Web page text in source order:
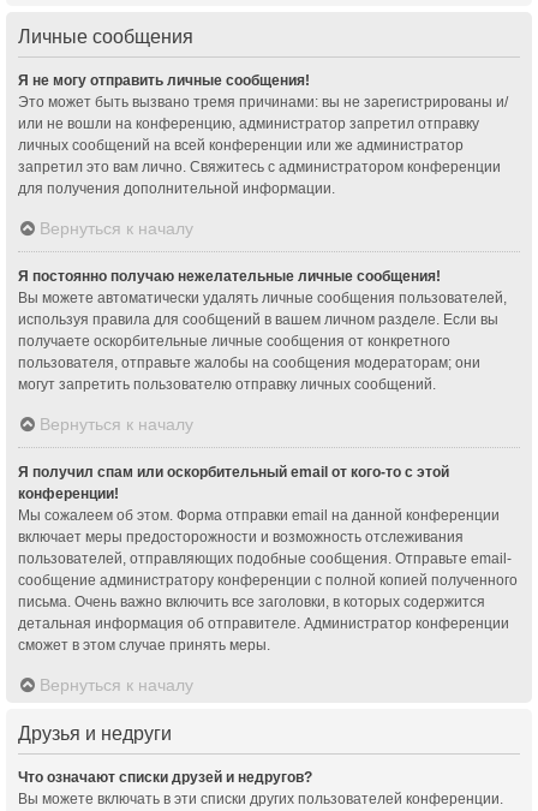
Личные сообщения
Я не могу отправить личные сообщения!
Это может быть вызвано тремя причинами: вы не зарегистрированы и/
или не вошли на конференцию, администратор запретил отправку
личных сообщений на всей конференции или же администратор
запретил это вам лично. Свяжитесь с администратором конференции
для получения дополнительной информации.
Вернуться к началу
Я постоянно получаю нежелательные личные сообщения!
Вы можете автоматически удалять личные сообщения пользователей,
используя правила для сообщений в вашем личном разделе. Если вы
получаете оскорбительные личные сообщения от конкретного
пользователя, отправьте жалобы на сообщения модераторам; они
могут запретить пользователю отправку личных сообщений.
Вернуться к началу
Я получил спам или оскорбительный email от кого-то с этой
конференции!
Мы сожалеем об этом. Форма отправки email на данной конференции
включает меры предосторожности и возможность отслеживания
пользователей, отправляющих подобные сообщения. Отправьте email-
сообщение администратору конференции с полной копией полученного
письма. Очень важно включить все заголовки, в которых содержится
детальная информация об отправителе. Администратор конференции
сможет в этом случае принять меры.
Вернуться к началу
Друзья и недруги
Что означают списки друзей и недругов?
Вы можете включать в эти списки других пользователей конференции.